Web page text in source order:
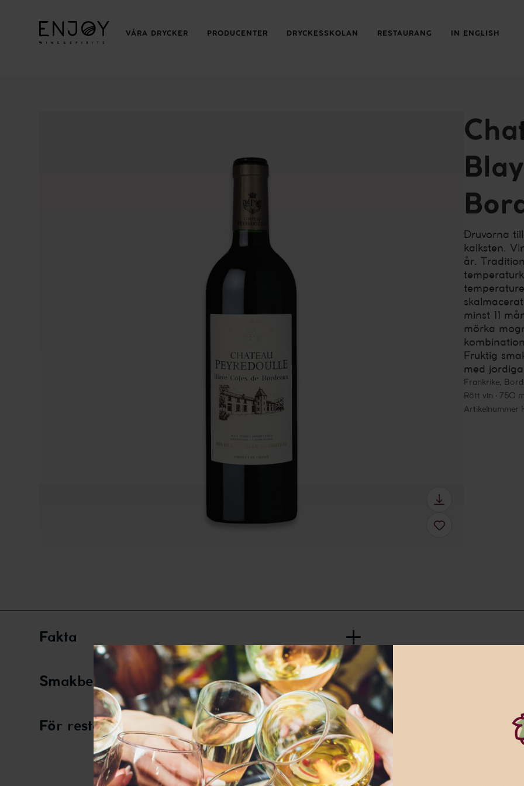
VÅRA DRYCKER PRODUCENTER DRYCKESSKOLAN RESTAURANG IN ENGLISH
Druvorna
kalksten.
år.
minst 11
mörka
Fruktig
med
Frankrike,
Rött vin
750
Artikelnummer
Fakta
Smakbeskrivning
För restauranger
Denna webbplats innehåller information
alkoholhaltiga drycker
Jag är 25 år eller äldre